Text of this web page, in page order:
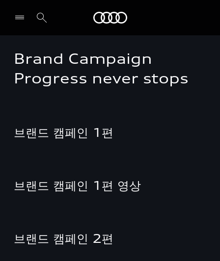
전시장/AS센터 찾기
Brand Campaign
Progress never stops
브랜드 캠페인 1편
브랜드 캠페인 1편 영상
브랜드 캠페인 2편